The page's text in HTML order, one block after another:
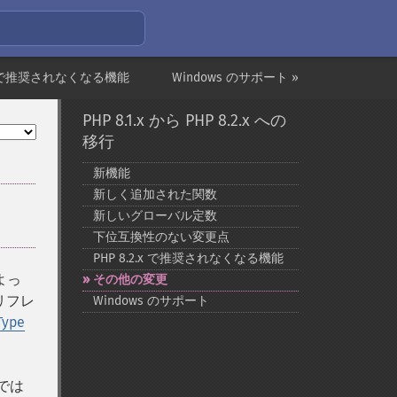
Windows のサポート »
推奨されなくなる機能
っ
フレ
は
PHP 8.1.x から PHP 8.2.x への
移行
新機能
新しく追加された関数
新しいグローバル定数
下位互換性のない変更点
PHP 8.2.x で推奨されなくなる機能
その他の変更
Windows のサポート